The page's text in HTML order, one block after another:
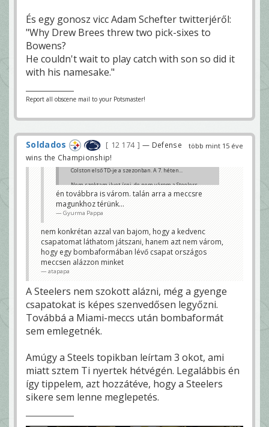
És egy gonosz vicc Adam Schefter twitterjéről:
"Why Drew Brees threw two pick-sixes to
Bowens?
He couldn't wait to play catch with son so did it
with his namesake."
Report all obscene mail to your Potsmaster!
több mint 15 éve
Soldados 12 174
— Defense
wins the Championship!
Colston első TD-je a szezonban. A 7. héten...
Nem szoktam ilyet írni, de nem várom a Steelers
elleni meccset
én továbbra is várom. talán arra a meccsre
magunkhoz térünk...
Gyurma Pappa
nem konkrétan azzal van bajom, hogy a kedvenc
csapatomat láthatom játszani, hanem azt nem várom,
hogy egy bombaformában lévő csapat országos
meccsen alázzon minket
atapapa
A Steelers nem szokott alázni, még a gyenge
csapatokat is képes szenvedősen legyőzni.
Továbbá a Miami-meccs után bombaformát
sem emlegetnék.
Amúgy a Steels topikban leírtam 3 okot, ami
miatt sztem Ti nyertek hétvégén. Legalábbis én
így tippelem, azt hozzátéve, hogy a Steelers
sikere sem lenne meglepetés.